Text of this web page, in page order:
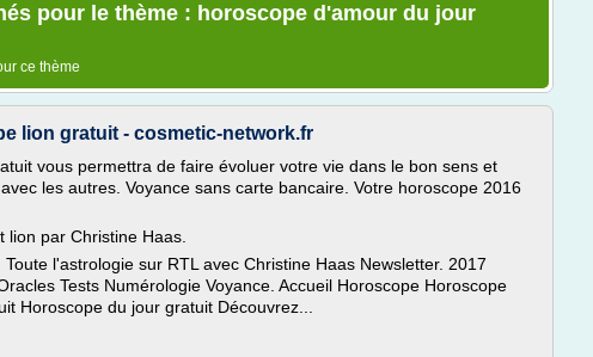
pour le thème : horoscope d'amour du jour
ce thème
lion gratuit - cosmetic-network.fr
vous permettra de faire évoluer votre vie dans le bon sens et
les autres. Voyance sans carte bancaire. Votre horoscope 2016
par Christine Haas.
l'astrologie sur RTL avec Christine Haas Newsletter. 2017
Tests Numérologie Voyance. Accueil Horoscope Horoscope
Horoscope du jour gratuit Découvrez...